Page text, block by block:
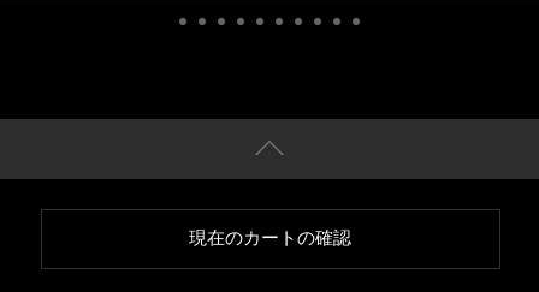
現在のカートの確認